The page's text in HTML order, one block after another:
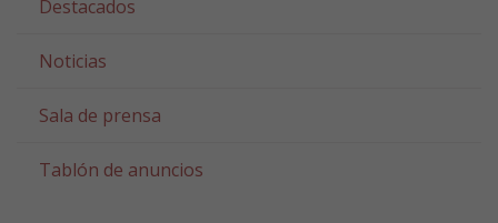
Destacados
Noticias
Sala de prensa
Tablón de anuncios